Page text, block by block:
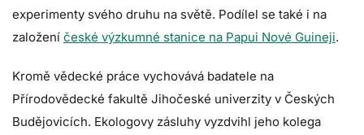
experimenty svého druhu na světě. Podílel se také i na
založení české výzkumné stanice na Papui Nové Guineji.
Kromě vědecké práce vychovává badatele na
Přírodovědecké fakultě Jihočeské univerzity v Českých
Budějovicích. Ekologovy zásluhy vyzdvihl jeho kolega